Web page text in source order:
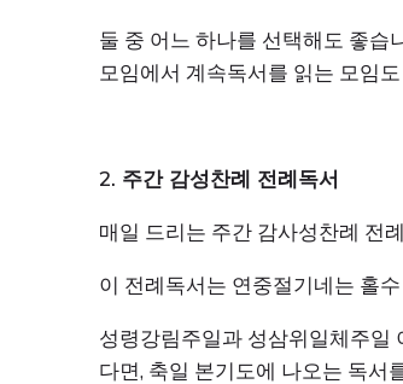
둘 중 어느 하나를 선택해도 좋습
모임에서 계속독서를 읽는 모임
2. 주간 감성찬례 전례독서
매일 드리는 주간 감사성찬례 전
이 전례독서는 연중절기네는 홀
성령강림주일과 성삼위일체주일
다면, 축일 본기도에 나오는 독서